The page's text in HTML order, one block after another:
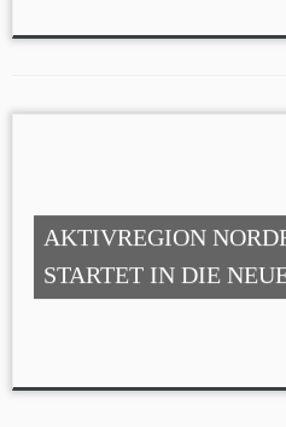
AKTIVREGION
STARTET IN DIE